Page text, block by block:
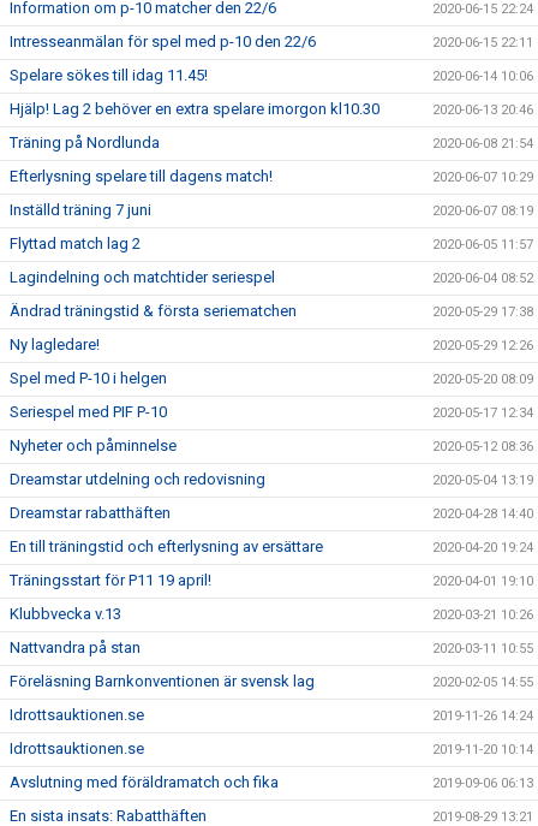
Information om p-10 matcher den 22/6 2020-06-15 22:24
Intresseanmälan för spel med p-10 den 22/6 2020-06-15 22:11
Spelare sökes till idag 11.45! 2020-06-14 10:06
Hjälp! Lag 2 behöver en extra spelare imorgon kl10.30 2020-06-13 20:46
Träning på Nordlunda 2020-06-08 21:54
Efterlysning spelare till dagens match! 2020-06-07 10:29
Inställd träning 7 juni 2020-06-07 08:19
Flyttad match lag 2 2020-06-05 11:57
Lagindelning och matchtider seriespel 2020-06-04 08:52
Ändrad träningstid & första seriematchen 2020-05-29 17:38
Ny lagledare! 2020-05-29 12:26
Spel med P-10 i helgen 2020-05-20 08:09
Seriespel med PIF P-10 2020-05-17 12:34
Nyheter och påminnelse 2020-05-12 08:36
Dreamstar utdelning och redovisning 2020-05-04 13:19
Dreamstar rabatthäften 2020-04-28 14:40
En till träningstid och efterlysning av ersättare 2020-04-20 19:24
Träningsstart för P11 19 april! 2020-04-01 19:10
Klubbvecka v.13 2020-03-21 10:26
Nattvandra på stan 2020-03-11 10:55
Föreläsning Barnkonventionen är svensk lag 2020-02-05 14:55
Idrottsauktionen.se 2019-11-26 14:24
Idrottsauktionen.se 2019-11-20 10:14
Avslutning med föräldramatch och fika 2019-09-06 06:13
En sista insats: Rabatthäften 2019-08-29 13:21